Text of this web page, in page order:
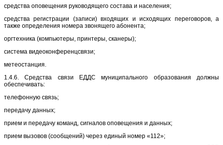
средства оповещения руководящего состава и населения;
средства регистрации (записи) входящих и исходящих переговоров, а
также определения номера звонящего абонента;
оргтехника (компьютеры, принтеры, сканеры);
система видеоконференцсвязи;
метеостанция.
1.4.6. Средства связи ЕДДС муниципального образования должны
обеспечивать:
телефонную связь;
передачу данных;
прием и передачу команд, сигналов оповещения и данных;
прием вызовов (сообщений) через единый номер «112»;